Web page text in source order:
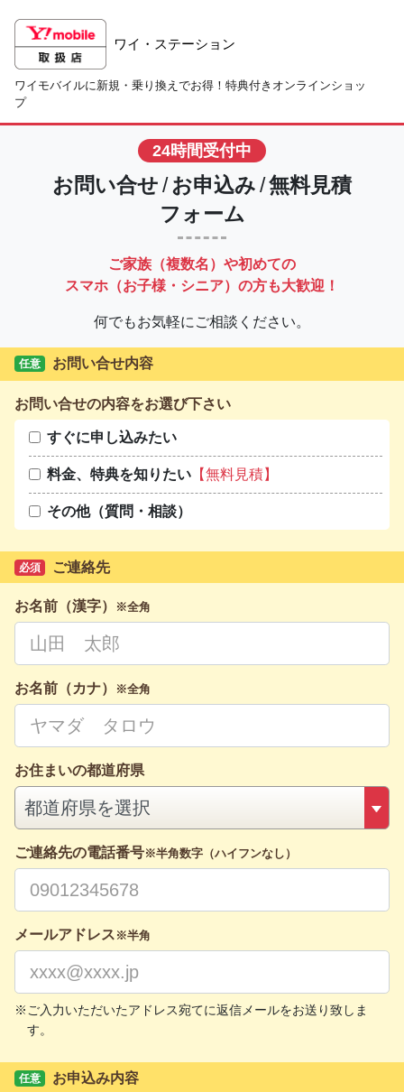
ワイ・ステーション
ワイモバイルに新規・乗り換えでお得！特典付きオンラインショッ
プ
24時間受付中
お問い合せ/ お申込み/無料見積
フォーム
ご家族（複数名）や初めての
スマホ（お子様・シニア）の方も大歓迎！
何でもお気軽にご相談ください。
任意 お問い合せ内容
お問い合せの内容をお選び下さい
すぐに申し込みたい
料金、特典を知りたい 【無料見積】
その他（質問・相談）
必須 ご連絡先
お名前（漢字） ※全角
お名前（カナ） ※全角
お住まいの都道府県
ご連絡先の電話番号※半角数字（ハイフンなし）
メールアドレス ※半角
ご入力いただいたアドレス宛てに返信メールをお送り致しま
す。
任意 お申込み内容